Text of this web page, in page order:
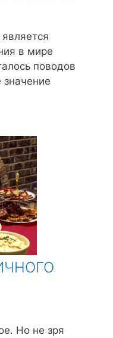
в мире
поводов
значение
Но не зря